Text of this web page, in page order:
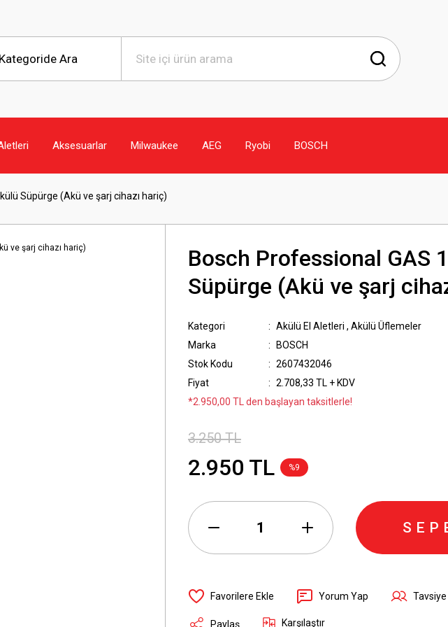
Aksesuarlar Milwaukee AEG Ryobi BOSCH
Süpürge (Akü ve şarj cihazı hariç)
Bosch Professional GAS
Süpürge (Akü ve şarj
Kategori Akülü El Aletleri , Akülü Üflemeler
Marka
BOSCH
Stok Kodu
2607432046
Fiyat
2.708,33 TL + KDV
*2.950,00 TL den başlayan taksitlerle!
3.250 TL
2.950 TL %9
Yorum Yap Tavsiye
Paylaş Karşılaştır